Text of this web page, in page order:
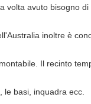
volta avuto bisogno
inoltre è
Il recinto
le basi, inquadra ecc.